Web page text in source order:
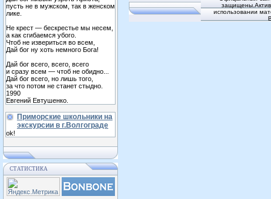
пусть не в мужском, так в женском
лике.
Не крест — бескрестье мы несем,
а как сгибаемся убого.
Чтоб не извериться во всем,
Дай бог ну хоть немного Бога!
Дай бог всего, всего, всего
и сразу всем — чтоб не обидно...
Дай бог всего, но лишь того,
за что потом не станет стыдно.
1990
Евгений Евтушенко.
Приморские школьники на
экскурсии в г.Волгограде
ok!
СТАТИСТИКА
использовании